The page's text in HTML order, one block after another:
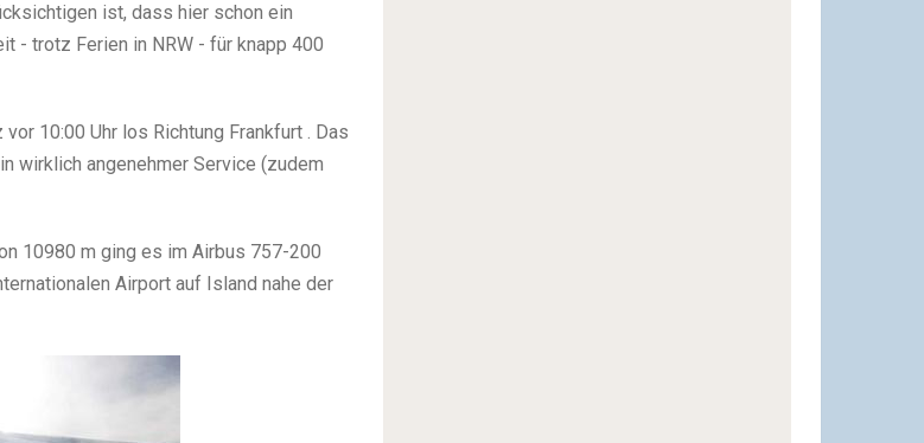
ist, dass hier schon ein
- trotz Ferien in NRW - für knapp 400
10:00 Uhr los Richtung Frankfurt . Das
wirklich angenehmer Service (zudem
10980 m ging es im Airbus 757-200
Airport auf Island nahe der